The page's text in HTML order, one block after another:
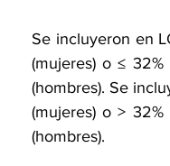
Se incluyeron en
(mujeres) o ≤
(hombres). Se
(mujeres) o >
(hombres).